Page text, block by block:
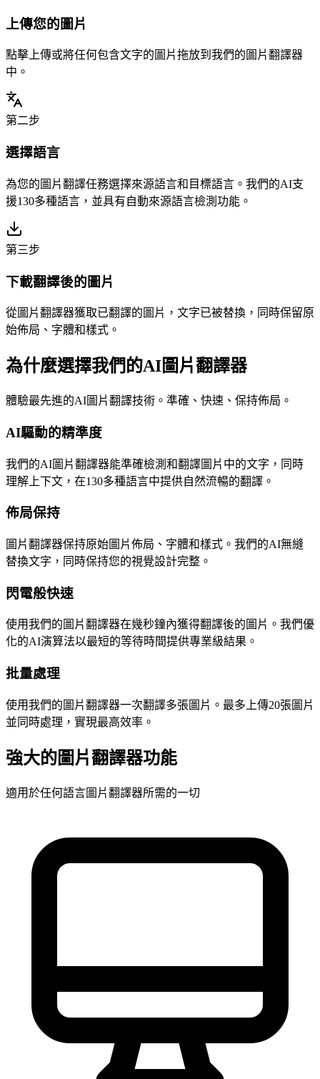
上傳您的圖片
點擊上傳或將任何包含文字的圖片拖放到我們的圖片翻譯器
中。
第二步
選擇語言
為您的圖片翻譯任務選擇來源語言和目標語言。我們的AI支
援130多種語言，並具有自動來源語言檢測功能。
第三步
下載翻譯後的圖片
從圖片翻譯器獲取已翻譯的圖片，文字已被替換，同時保留原
始佈局、字體和樣式。
為什麼選擇我們的AI圖片翻譯器
體驗最先進的AI圖片翻譯技術。準確、快速、保持佈局。
AI驅動的精準度
我們的AI圖片翻譯器能準確檢測和翻譯圖片中的文字，同時
理解上下文，在130多種語言中提供自然流暢的翻譯。
佈局保持
圖片翻譯器保持原始圖片佈局、字體和樣式。我們的AI無縫
替換文字，同時保持您的視覺設計完整。
閃電般快速
使用我們的圖片翻譯器在幾秒鐘內獲得翻譯後的圖片。我們優
化的AI演算法以最短的等待時間提供專業級結果。
批量處理
使用我們的圖片翻譯器一次翻譯多張圖片。最多上傳20張圖片
並同時處理，實現最高效率。
強大的圖片翻譯器功能
適用於任何語言圖片翻譯器所需的一切